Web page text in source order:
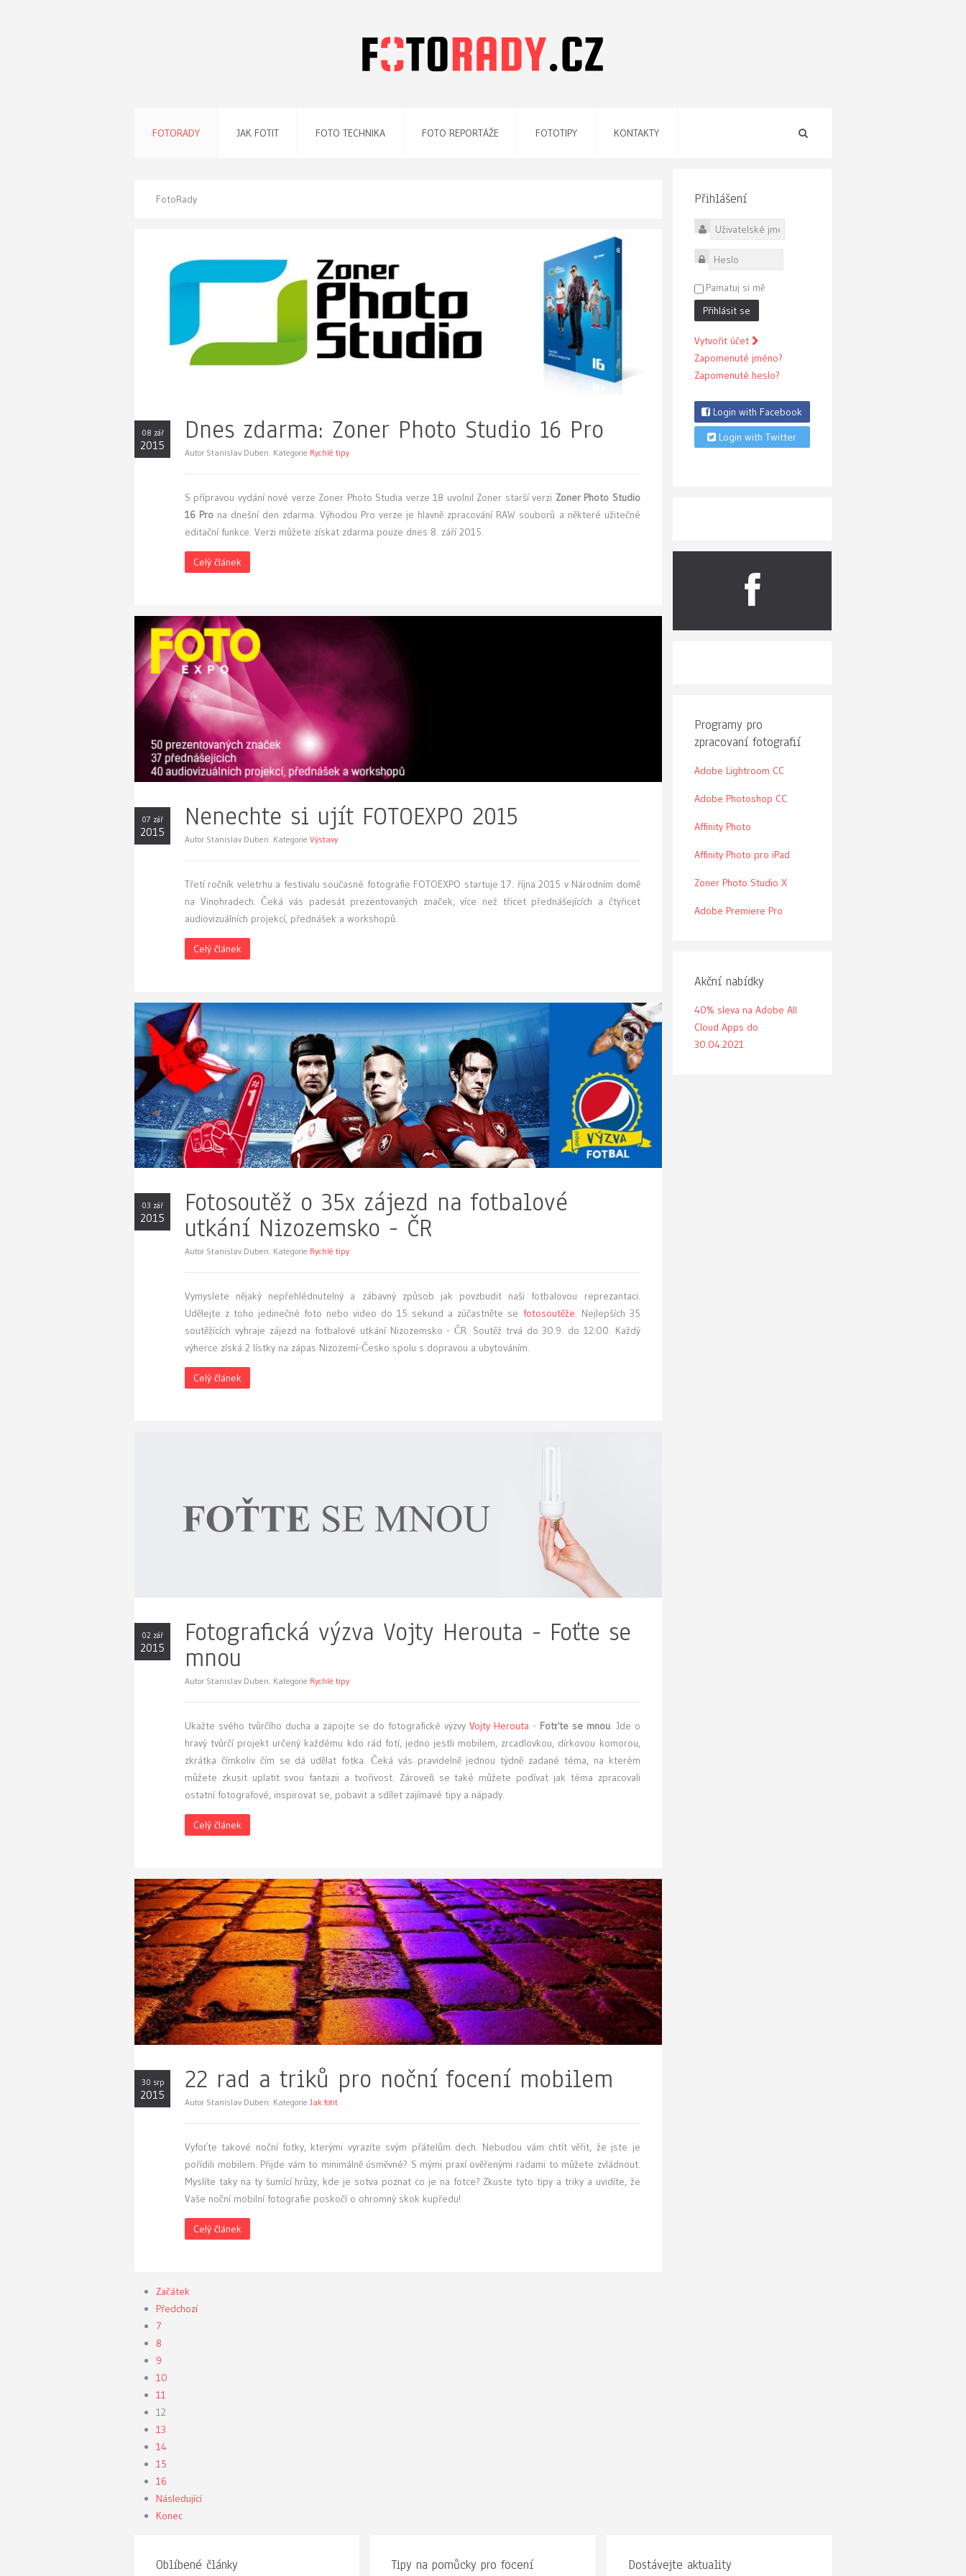
FOTORADY JAK FOTIT FOTO TECHNIKA FOTO REPORTÁŽE FOTOTIPY KONTAKTY
FotoRady
08 zář
2015 Dnes zdarma: Zoner Photo Studio 16 Pro
Autor Stanislav Duben. Kategorie Rychlé tipy
S přípravou vydání nové verze Zoner Photo Studia verze 18 uvolnil Zoner starší verzi Zoner Photo Studio
16 Pro na dnešní den zdarma. Výhodou Pro verze je hlavně zpracování RAW souborů a některé užitečné
editační funkce. Verzi můžete získat zdarma pouze dnes 8. září 2015.
Celý článek
07 zář
2015 Nenechte si ujít FOTOEXPO 2015
Autor Stanislav Duben. Kategorie Výstavy
Třetí ročník veletrhu a festivalu současné fotografie FOTOEXPO startuje 17. října 2015 v Národním domě
na Vinohradech. Čeká vás padesát prezentovaných značek, více než třicet přednášejících a čtyřicet
audiovizuálních projekcí, přednášek a workshopů.
Celý článek
03 zář
2015 Fotosoutěž o 35x zájezd na fotbalové
utkání Nizozemsko - ČR
Autor Stanislav Duben. Kategorie Rychlé tipy
Vymyslete nějaký nepřehlédnutelný a zábavný způsob jak povzbudit naši fotbalovou reprezantaci.
Udělejte z toho jedinečné foto nebo video do 15 sekund a zúčastněte se fotosoutěže. Nejlepších 35
soutěžících vyhraje zájezd na fotbalové utkání Nizozemsko - ČR. Soutěž trvá do 30.9. do 12:00. Každý
výherce získá 2 lístky na zápas Nizozemí-Česko spolu s dopravou a ubytováním.
Celý článek
02 zář
2015 Fotografická výzva Vojty Herouta - Foťte se
mnou
Autor Stanislav Duben. Kategorie Rychlé tipy
Ukažte svého tvůrčího ducha a zapojte se do fotografické výzvy Vojty Herouta - Fotťte se mnou. Jde o
hravý tvůrčí projekt určený každému kdo rád fotí, jedno jestli mobilem, zrcadlovkou, dírkovou komorou,
zkrátka čímkoliv čím se dá udělat fotka. Čeká vás pravidelně jednou týdně zadané téma, na kterém
můžete zkusit uplatit svou fantazii a tvořivost. Zároveň se také můžete podívat jak téma zpracovali
ostatní fotografové, inspirovat se, pobavit a sdílet zajímavé tipy a nápady.
Celý článek
30 srp
2015 22 rad a triků pro noční focení mobilem
Autor Stanislav Duben. Kategorie Jak fotit
Vyfoťte takové noční fotky, kterými vyrazíte svým přátelům dech. Nebudou vám chtít věřit, že jste je
pořídili mobilem. Přijde vám to minimálně úsměvné? S mými praxí ověřenými radami to můžete zvládnout.
Myslíte taky na ty šumící hrůzy, kde je sotva poznat co je na fotce? Zkuste tyto tipy a triky a uvidíte, že
Vaše noční mobilní fotografie poskočí o ohromný skok kupředu!
Celý článek
Začátek
Předchozí
7
8
9
10
11
12
13
14
15
16
Následující
Konec
Přihlášení
Uživatelské jméno
Heslo
Pamatuj si mě
Přihlásit se
Vytvořit účet
Zapomenuté jméno?
Zapomenuté heslo?
Login with Facebook
Login with Twitter
Programy pro
zpracovaní fotografií
Adobe Lightroom CC
Adobe Photoshop CC
Affinity Photo
Affinity Photo pro iPad
Zoner Photo Studio X
Adobe Premiere Pro
Akční nabídky
40% sleva na Adobe All
Cloud Apps do
30.04.2021
Oblíbené články
Tipy na pomůcky pro focení
Dostávejte aktuality